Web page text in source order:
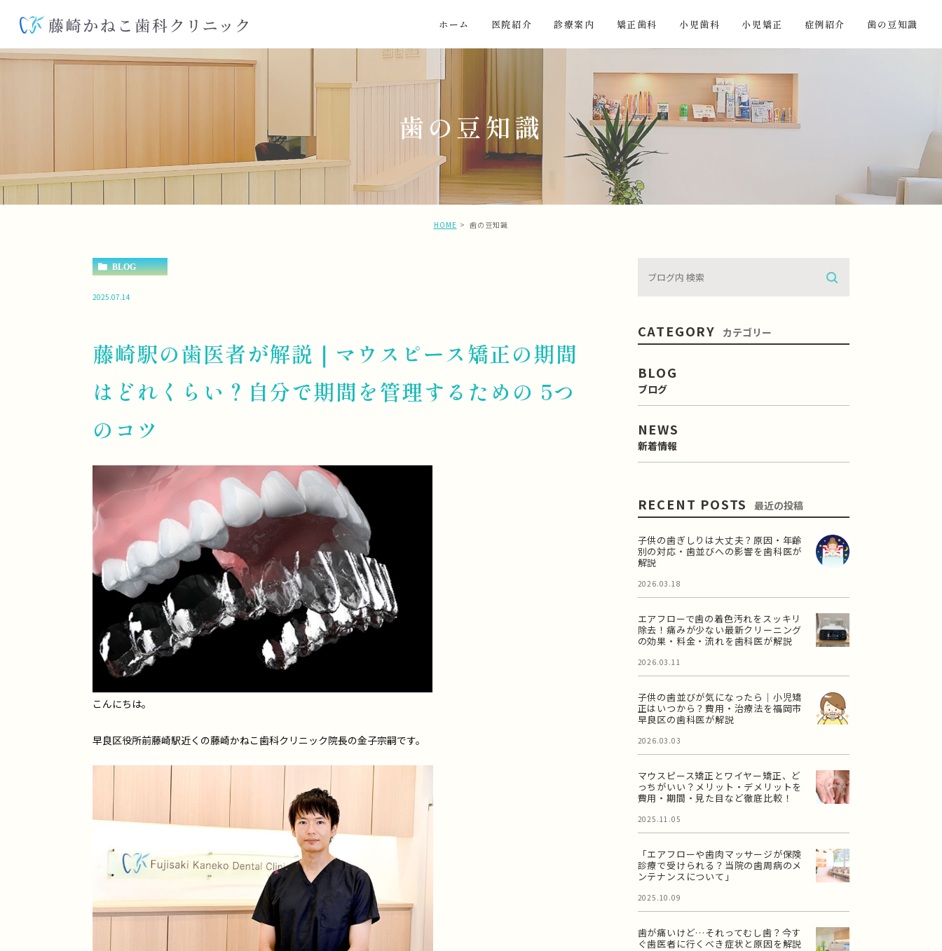
ホーム 医院紹介 診療案内 矯正歯科 小児歯科 小児矯正 症例紹介 歯の豆知識
歯の豆知識
HOME 歯の豆知識
BLOG
2025.07.14
藤崎駅の歯医者が解説｜マウスピース矯正の期間
はどれくらい？自分で期間を管理するための 5つ
のコツ
こんにちは。
早良区役所前藤崎駅近くの藤崎かねこ歯科クリニック院長の金子宗嗣です。
CATEGORY カテゴリー
BLOG
ブログ
NEWS
新着情報
RECENT POSTS 最近の投稿
子供の歯ぎしりは大丈夫？原因・年齢
別の対応・歯並びへの影響を歯科医が
解説
2026.03.18
エアフローで歯の着色汚れをスッキリ
除去！痛みが少ない最新クリーニング
の効果・料金・流れを歯科医が解説
2026.03.11
子供の歯並びが気になったら｜小児矯
正はいつから？費用・治療法を福岡市
早良区の歯科医が解説
2026.03.03
マウスピース矯正とワイヤー矯正、ど
っちがいい？メリット・デメリットを
費用・期間・見た目など徹底比較！
2025.11.05
「エアフローや歯肉マッサージが保険
診療で受けられる？当院の歯周病のメ
ンテナンスについて」
2025.10.09
歯が痛いけど…それってむし歯？今す
ぐ歯医者に行くべき症状と原因を解説